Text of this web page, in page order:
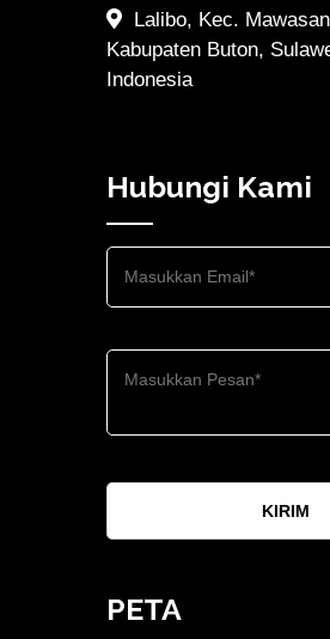
Lalibo, Kec.
Kabupaten Buton,
Indonesia
Hubungi Kami
KIRIM
PETA